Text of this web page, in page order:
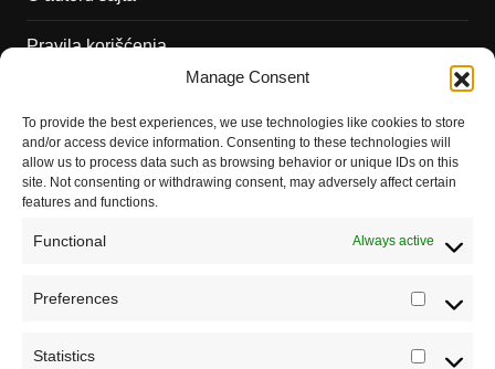
Manage Consent
To provide the best experiences, we use technologies like cookies to store
and/or access device information. Consenting to these technologies will
allow us to process data such as browsing behavior or unique IDs on this
site. Not consenting or withdrawing consent, may adversely affect certain
features and functions.
Functional Always active
Preferences
Statistics
Pravila korišćenja
Saradnja